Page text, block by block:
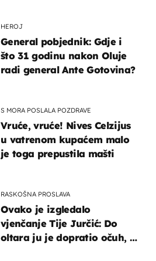
HEROJ
General pobjednik: Gdje i
što 31 godinu nakon Oluje
radi general Ante Gotovina?
S MORA POSLALA POZDRAVE
Vruće, vruće! Nives Celzijus
u vatrenom kupaćem malo
je toga prepustila mašti
RASKOŠNA PROSLAVA
Ovako je izgledalo
vjenčanje Tije Jurčić: Do
oltara ju je dopratio očuh, a